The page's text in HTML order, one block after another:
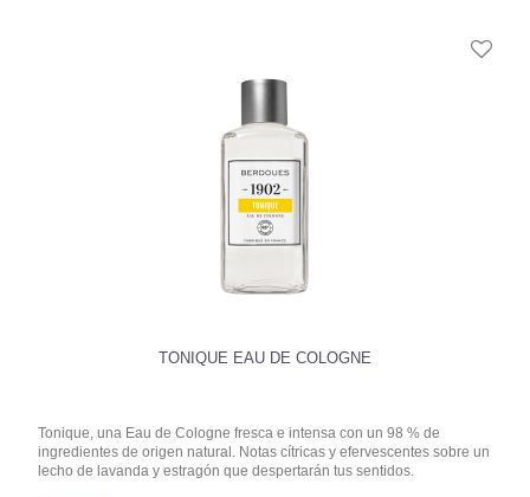
TONIQUE EAU DE COLOGNE
Tonique, una Eau de Cologne fresca e intensa con un 98 % de
ingredientes de origen natural. Notas cítricas y efervescentes sobre un
lecho de lavanda y estragón que despertarán tus sentidos.